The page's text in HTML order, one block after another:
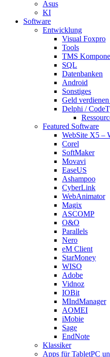
Asus
KI
Software
Entwicklung
Visual Foxpro
Tools
TMS
SQL
Datenbanken
Android
Sonstiges
Geld
Delphi /
Featured Software
WebSite X5 –
Corel
SoftMaker
Movavi
EaseUS
Ashampoo
CyberLink
WebAnimator
Magix
ASCOMP
O&O
Parallels
Nero
eM Client
StarMoney
WISO
Adobe
Vidnoz
IOBit
MIndManager
AOMEI
iMobie
Sage
EndNote
Klassiker
Apps für TabletPC